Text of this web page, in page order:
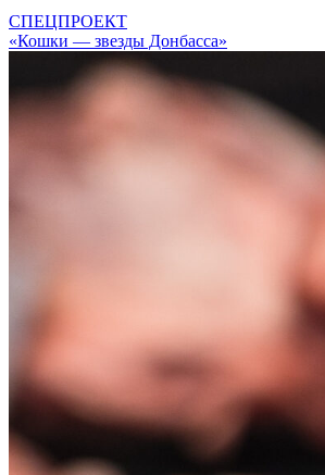
СПЕЦПРОЕКТ
«Кошки — звезды Донбасса»